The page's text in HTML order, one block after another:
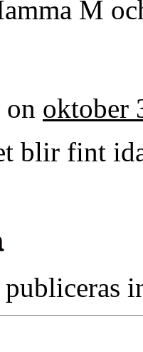
M
on oktober
blir fint
publiceras